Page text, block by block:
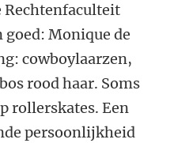
Rechtenfaculteit
Monique de
cowboylaarzen,
rood haar. Soms
rollerskates. Een
persoonlijkheid